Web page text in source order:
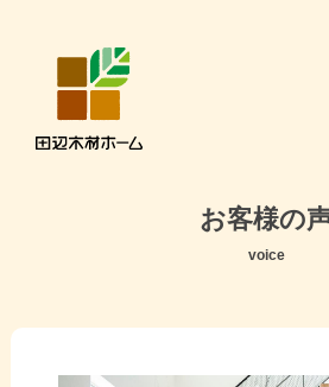
お客様の
voice